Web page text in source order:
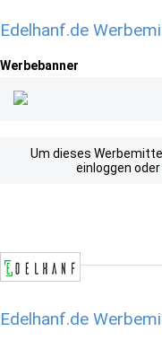
Edelhanf.de
Werbebanner
Um dieses
einloggen
Edelhanf.de